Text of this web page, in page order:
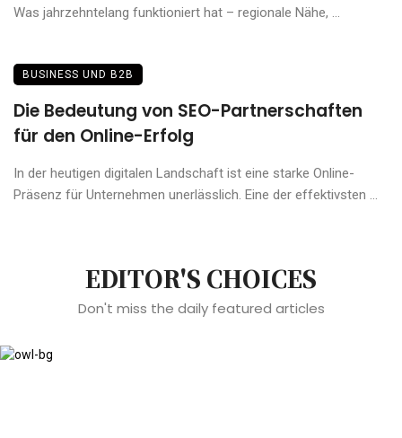
Was jahrzehntelang funktioniert hat – regionale Nähe, ...
BUSINESS UND B2B
Die Bedeutung von SEO-Partnerschaften
für den Online-Erfolg
In der heutigen digitalen Landschaft ist eine starke Online-
Präsenz für Unternehmen unerlässlich. Eine der effektivsten ...
EDITOR'S CHOICES
Don't miss the daily featured articles